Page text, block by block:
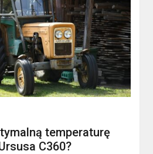
temperaturę
C360?